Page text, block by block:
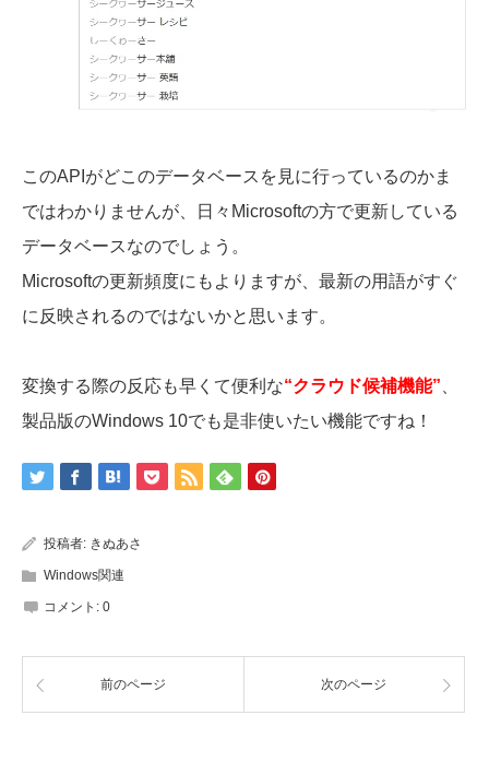
このAPIがどこのデータベースを見に行っているのかま
ではわかりませんが、日々Microsoftの方で更新している
データベースなのでしょう。
Microsoftの更新頻度にもよりますが、最新の用語がすぐ
に反映されるのではないかと思います。
変換する際の反応も早くて便利な“クラウド候補機能”、
製品版のWindows 10でも是非使いたい機能ですね！
投稿者: きぬあさ
Windows関連
コメント: 0
前のページ 次のページ